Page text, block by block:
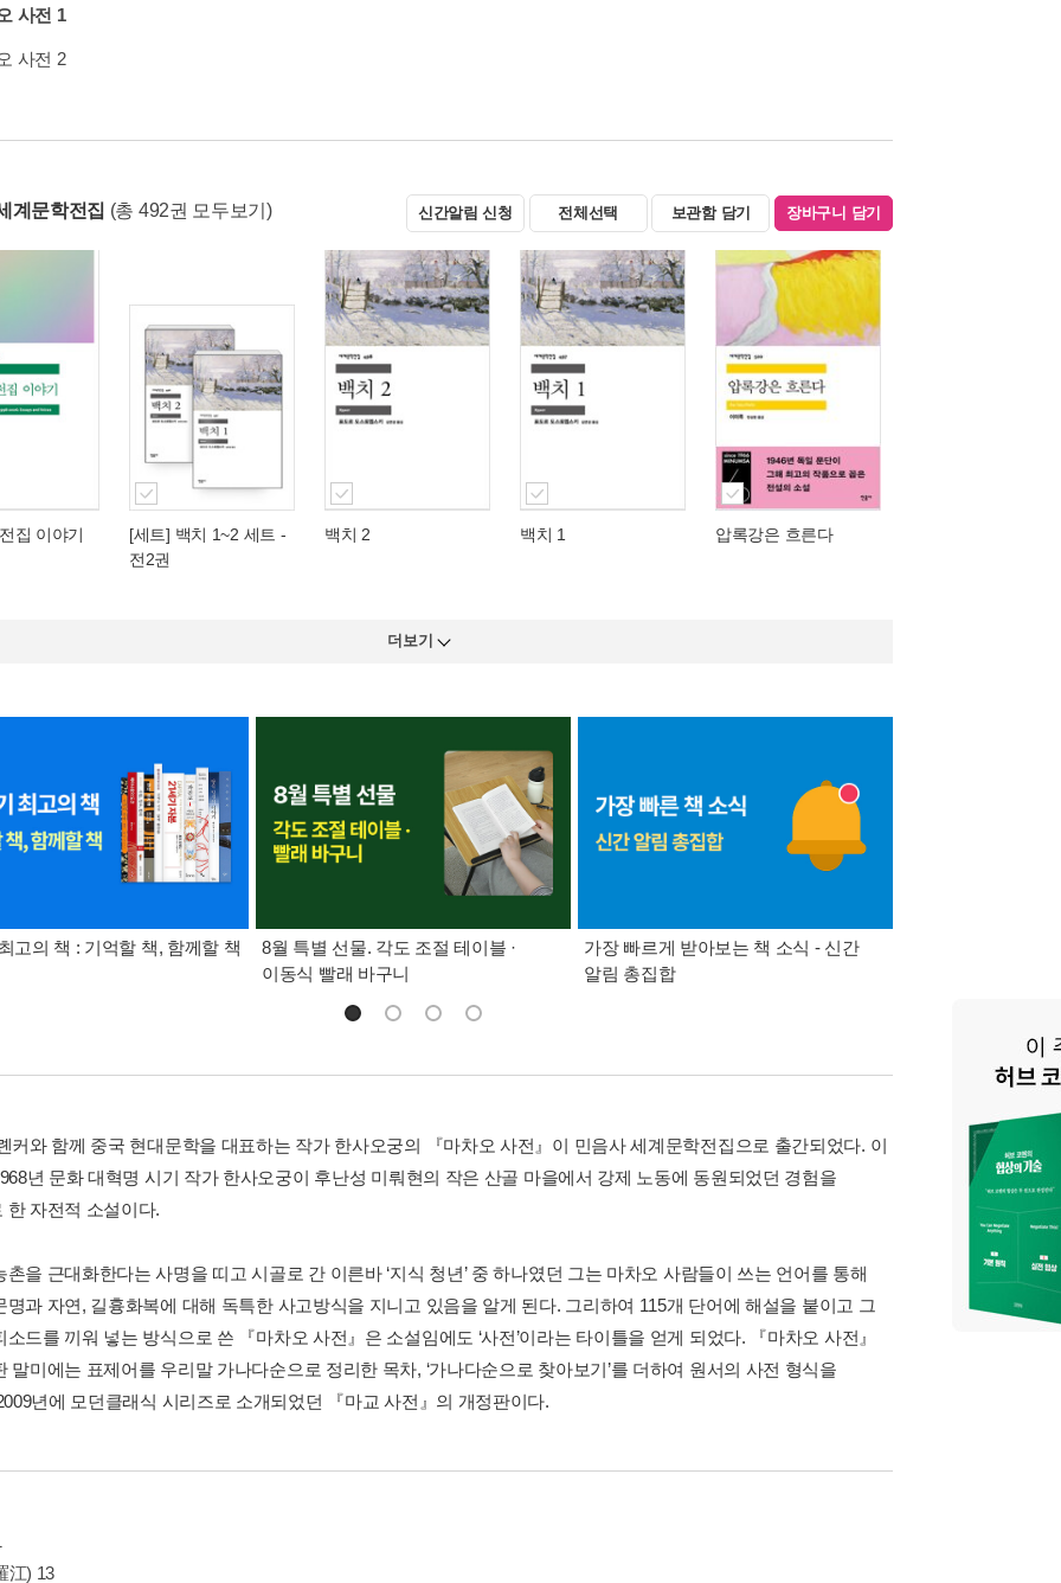
사전 1
사전 2
계문학전집 (총 492권 모두보기) 신간알림 신청 전체선택 보관함 담기 장바구니 담기
집 이야기
[세트] 백치 1~2 세트 -
전2권
백치 2 백치 1 압록강은 흐른다
더보기
고의 책 : 기억할 책, 함께할 책
8월 특별 선물. 각도 조절 테이블 ·
이동식 빨래 바구니
가장 빠르게 받아보는 책 소식 - 신간
알림 총집합
커와 함께 중국 현대문학을 대표하는 작가 한사오궁의 『마차오 사전』이 민음사 세계문학전집으로 출간되었다. 이
년 문화 대혁명 시기 작가 한사오궁이 후난성 미뤄현의 작은 산골 마을에서 강제 노동에 동원되었던 경험을
한 자전적 소설이다.
촌을 근대화한다는 사명을 띠고 시골로 간 이른바 ‘지식 청년’ 중 하나였던 그는 마차오 사람들이 쓰는 언어를 통해
명과 자연, 길흉화복에 대해 독특한 사고방식을 지니고 있음을 알게 된다. 그리하여 115개 단어에 해설을 붙이고 그
소드를 끼워 넣는 방식으로 쓴 『마차오 사전』은 소설임에도 ‘사전’이라는 타이틀을 얻게 되었다. 『마차오 사전』
말미에는 표제어를 우리말 가나다순으로 정리한 목차, ‘가나다순으로 찾아보기’를 더하여 원서의 사전 형식을
년에 모던클래식 시리즈로 소개되었던 『마교 사전』의 개정판이다.
江) 13